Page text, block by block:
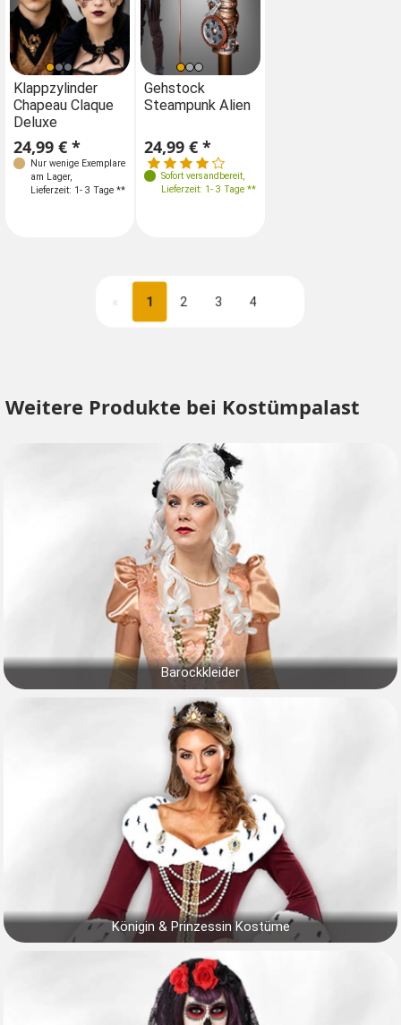
Klappzylinder
Chapeau Claque
Deluxe
24,99 € *
Nur wenige Exemplare
am Lager,
Lieferzeit: 1- 3 Tage **
Gehstock
Steampunk Alien
24,99 € *
Sofort versandbereit
Lieferzeit: 1- 3 Tage **
« 1 2 3 4
Weitere Produkte bei Kostümpalast
Barockkleider
Königin & Prinzessin Kostüme